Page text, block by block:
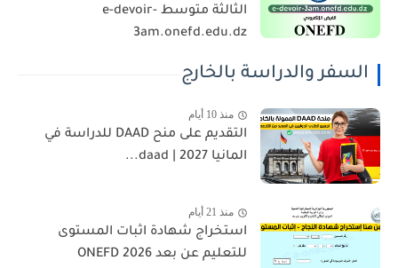
الثالثة متوسط e-devoir-
3am.onefd.edu.dz
السفر والدراسة بالخارج
منذ 10 أيام
التقديم على منح DAAD للدراسة في
المانيا 2027 | daad...
منذ 21 أيام
استخراج شهادة اثبات المستوى
للتعليم عن بعد 2026 ONEFD